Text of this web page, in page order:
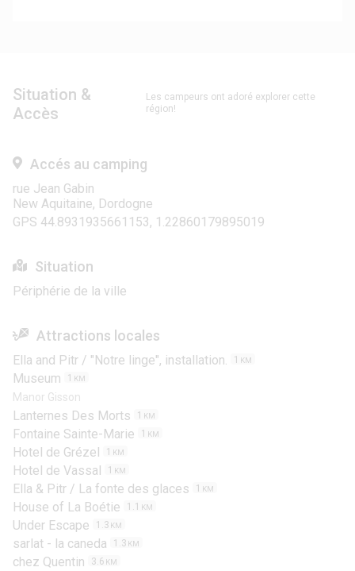
Situation &
Accès
Les campeurs ont adoré explorer cette
région!
Accés au camping
rue Jean Gabin
New Aquitaine, Dordogne
GPS 44.8931935661153, 1.22860179895019
Situation
Périphérie de la ville
Attractions locales
Ella and Pitr / "Notre linge", installation. 1 KM
Museum 1 KM
Manor Gisson
Lanternes Des Morts 1 KM
Fontaine Sainte-Marie 1 KM
Hotel de Grézel 1 KM
Hotel de Vassal 1 KM
Ella & Pitr / La fonte des glaces 1 KM
House of La Boétie 1.1 KM
Under Escape 1.3 KM
sarlat - la caneda 1.3 KM
chez Quentin 3.6 KM